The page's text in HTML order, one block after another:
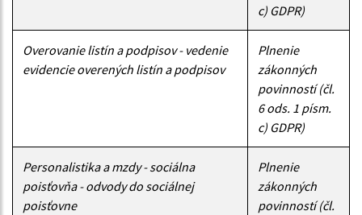
c) GDPR)
Overovanie listín a podpisov - vedenie
evidencie overených listín a podpisov
Plnenie
zákonných
povinností (čl.
6 ods. 1 písm.
c) GDPR)
Personalistika a mzdy - sociálna
poisťovňa - odvody do sociálnej
poisťovne
Plnenie
zákonných
povinností (čl.